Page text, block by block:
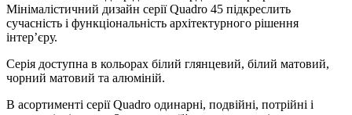
Мінімалістичний дизайн серії Quadro 45 підкреслить
сучасність і функціональність архітектурного рішення
інтер’єру.
Серія доступна в кольорах білий глянцевий, білий матовий,
чорний матовий та алюміній.
В асортименті серії Quadro одинарні, подвійні, потрійні і